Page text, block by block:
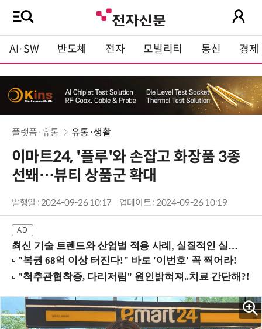
AI·SW 반도체 전자 모빌리티 통신 경제
플랫폼·유통 유통·생활
이마트24, '플루'와 손잡고 화장품 3종
선봬…뷰티 상품군 확대
발행일 : 2024-09-26 10:17 업데이트 : 2024-09-26 10:19
최신 기술 트렌드와 산업별 적용 사례, 실질적인 실행 전략을 공유 (9/18 양재역)